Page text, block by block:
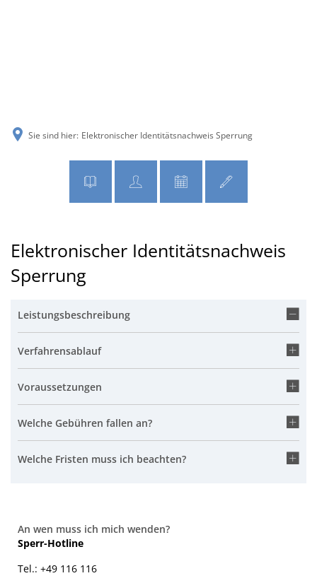
Sie sind hier: Elektronischer Identitätsnachweis Sperrung
Elektronischer Identitätsnachweis
Sperrung
Leistungsbeschreibung
Verfahrensablauf
Voraussetzungen
Welche Gebühren fallen an?
Welche Fristen muss ich beachten?
An wen muss ich mich wenden?
Sperr-Hotline
Tel.: +49 116 116